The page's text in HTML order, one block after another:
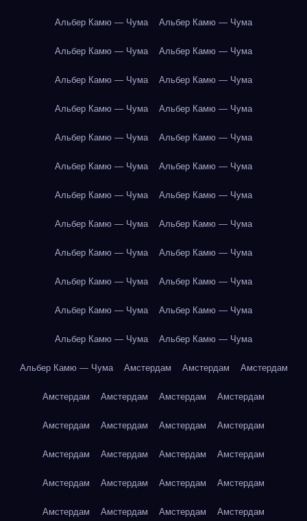
Альбер Камю — Чума Альбер Камю — Чума
Альбер Камю — Чума Альбер Камю — Чума
Альбер Камю — Чума Альбер Камю — Чума
Альбер Камю — Чума Альбер Камю — Чума
Альбер Камю — Чума Альбер Камю — Чума
Альбер Камю — Чума Альбер Камю — Чума
Альбер Камю — Чума Альбер Камю — Чума
Альбер Камю — Чума Альбер Камю — Чума
Альбер Камю — Чума Альбер Камю — Чума
Альбер Камю — Чума Альбер Камю — Чума
Альбер Камю — Чума Альбер Камю — Чума
Альбер Камю — Чума Альбер Камю — Чума
Альбер Камю — Чума Амстердам Амстердам Амстердам
Амстердам Амстердам Амстердам Амстердам
Амстердам Амстердам Амстердам Амстердам
Амстердам Амстердам Амстердам Амстердам
Амстердам Амстердам Амстердам Амстердам
Амстердам Амстердам Амстердам Амстердам